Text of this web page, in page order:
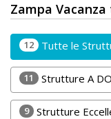
OFFERTE
A
DOG
Zampa
12 Tutte le
11 Strutture A
9 Strutture